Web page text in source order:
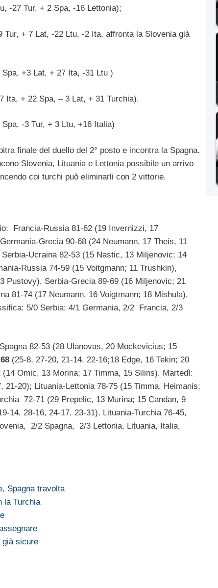
-27 Tur, + 2 Spa, -16 Lettonia);
+ 7 Lat, -22 Ltu, -2 Ita, affronta la Slovenia già
+3 Lat, + 27 Ita, -31 Ltu )
+ 22 Spa, – 3 Lat, + 31 Turchia).
-3 Tur, + 3 Ltu, +16 Italia)
finale del duello del 2° posto e incontra la Spagna.
Slovenia, Lituania e Lettonia possibile un arrivo
coi turchi può eliminarli con 2 vittorie.
Francia-Russia 81-62 (19 Invernizzi, 17
Grecia 90-68 (24 Neumann, 17 Theis, 11
Ucraina 82-53 (15 Nastic, 13 Miljenovic; 14
Russia 74-59 (15 Voitgmann; 11 Trushkin),
Pustovy), Serbia-Grecia 89-69 (16 Miljenovic; 21
81-74 (17 Neumann, 16 Voigtmann; 18 Mishula),
5/0 Serbia; 4/1 Germania, 2/2 Francia, 2/3
82-53 (28 Ulanovas, 20 Mockevicius; 15
(25-8, 27-20, 21-14, 22-16;18 Edge, 16 Tekin; 20
Omic, 13 Morina; 17 Timma, 15 Silins). Martedì:
21-20); Lituania-Lettonia 78-75 (15 Timma, Heimanis;
72-71 (29 Prepelic, 13 Murina; 15 Candan, 9
14, 28-16, 24-17, 23-31), Lituania-Turchia 76-45,
2/2 Spagna, 2/3 Lettonia, Lituania, Italia,
Spagna travolta
la Turchia
già sicure